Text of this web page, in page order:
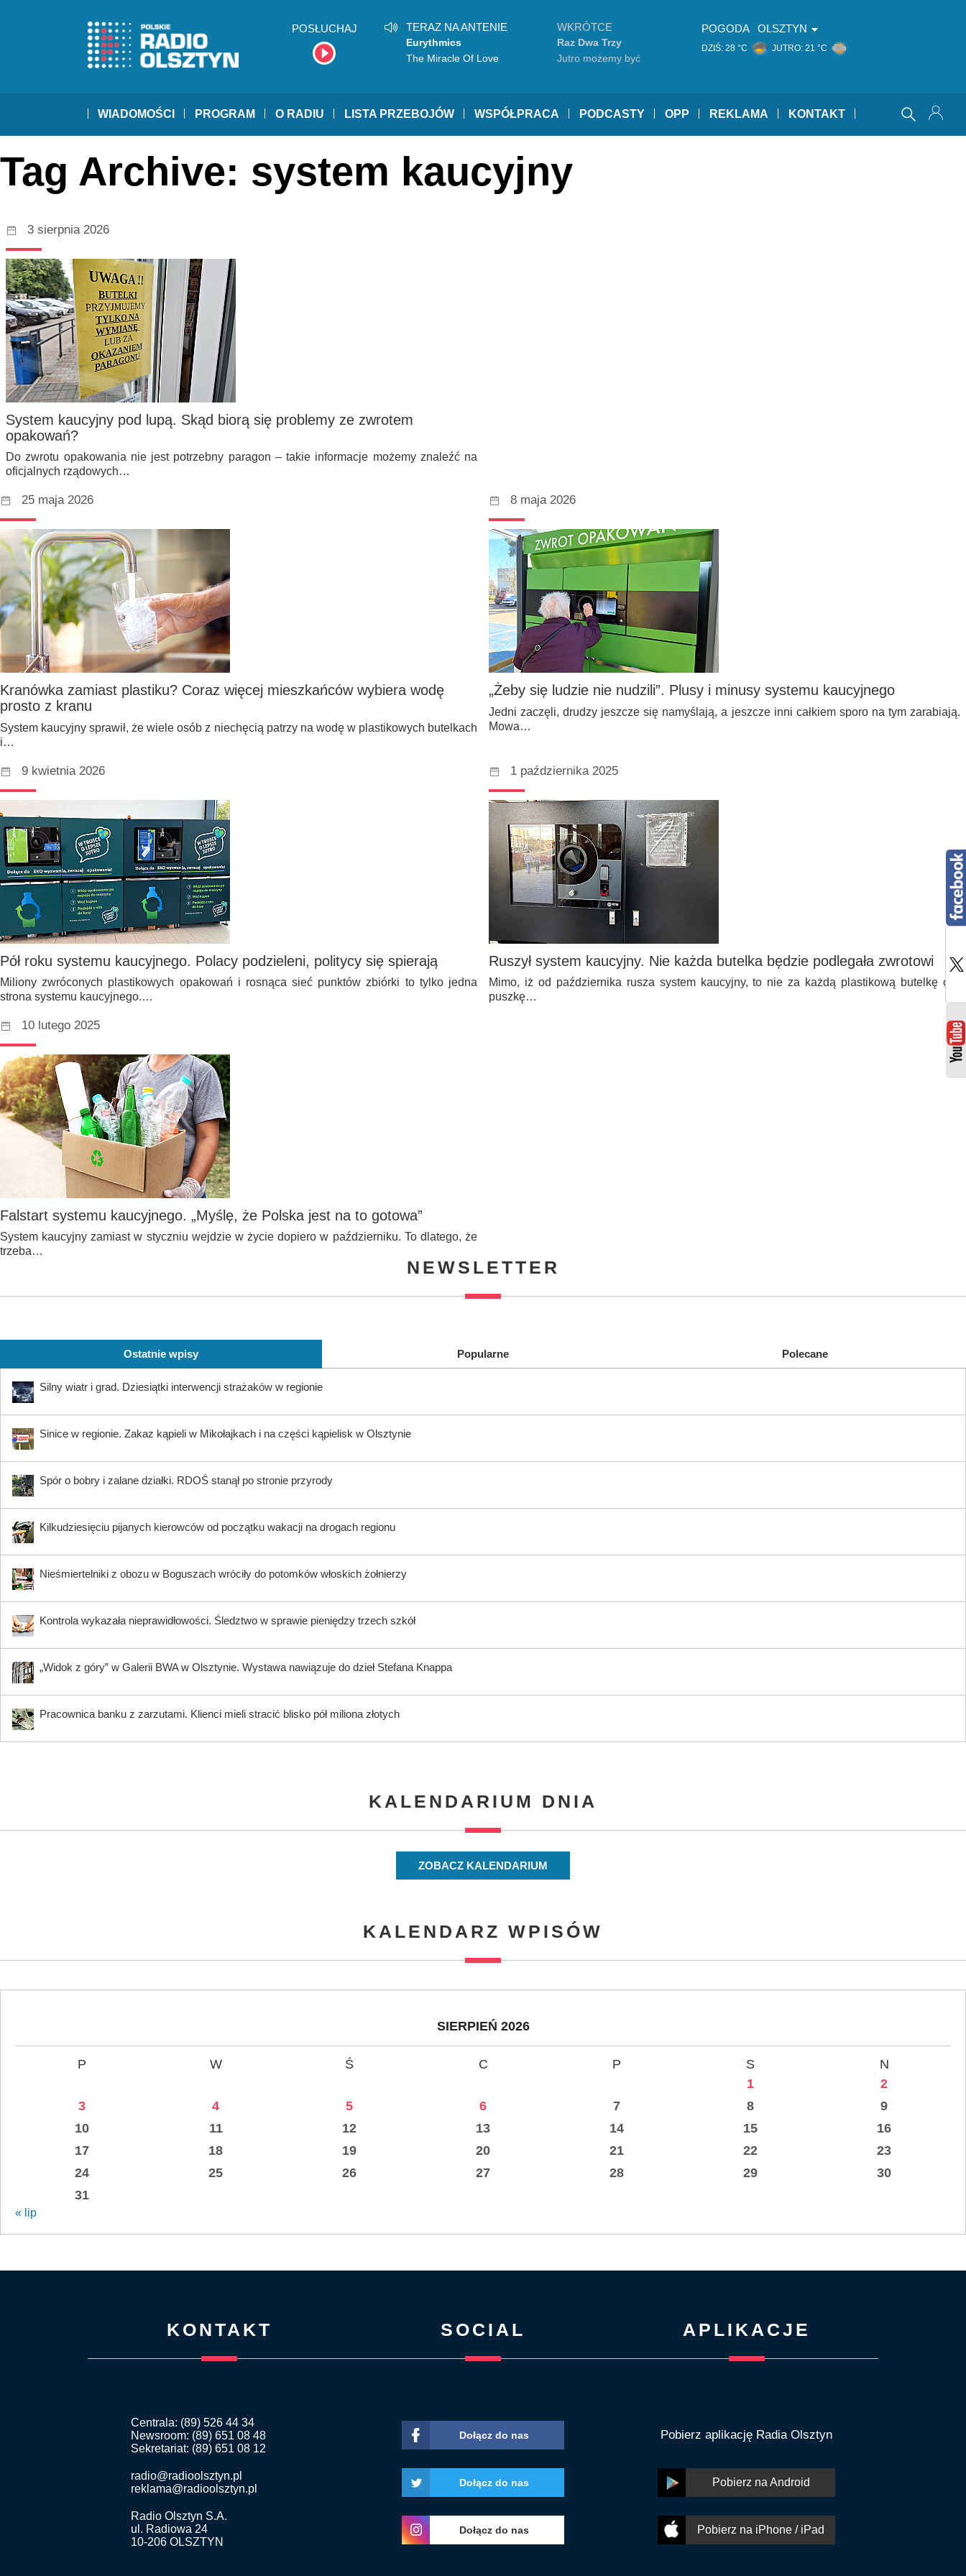
POSŁUCHAJ TERAZ NA ANTENIE
Eurythmics
The Miracle Of Love
WKRÓTCE
Raz Dwa Trzy
Jutro możemy być
POGODA OLSZTYN
DZIŚ: 28 °C JUTRO: 21 °C
WIADOMOŚCI PROGRAM O RADIU LISTA PRZEBOJÓW WSPÓŁPRACA PODCASTY OPP REKLAMA KONTAKT
Tag Archive: system kaucyjny
3 sierpnia 2026
System kaucyjny pod lupą. Skąd biorą się problemy ze zwrotem
opakowań?
Do zwrotu opakowania nie jest potrzebny paragon – takie informacje możemy znaleźć na
oficjalnych rządowych…
25 maja 2026
Kranówka zamiast plastiku? Coraz więcej mieszkańców wybiera wodę
prosto z kranu
System kaucyjny sprawił, że wiele osób z niechęcią patrzy na wodę w plastikowych butelkach
i…
8 maja 2026
„Żeby się ludzie nie nudzili”. Plusy i minusy systemu kaucyjnego
Jedni zaczęli, drudzy jeszcze się namyślają, a jeszcze inni całkiem sporo na tym zarabiają.
Mowa…
9 kwietnia 2026
Pół roku systemu kaucyjnego. Polacy podzieleni, politycy się spierają
Miliony zwróconych plastikowych opakowań i rosnąca sieć punktów zbiórki to tylko jedna
strona systemu kaucyjnego.…
1 października 2025
Ruszył system kaucyjny. Nie każda butelka będzie podlegała zwrotowi
Mimo, iż od października rusza system kaucyjny, to nie za każdą plastikową butelkę czy
puszkę…
10 lutego 2025
Falstart systemu kaucyjnego. „Myślę, że Polska jest na to gotowa”
System kaucyjny zamiast w styczniu wejdzie w życie dopiero w październiku. To dlatego, że
trzeba…
NEWSLETTER
Ostatnie wpisy Popularne Polecane
Silny wiatr i grad. Dziesiątki interwencji strażaków w regionie
Sinice w regionie. Zakaz kąpieli w Mikołajkach i na części kąpielisk w Olsztynie
Spór o bobry i zalane działki. RDOŚ stanął po stronie przyrody
Kilkudziesięciu pijanych kierowców od początku wakacji na drogach regionu
Nieśmiertelniki z obozu w Boguszach wróciły do potomków włoskich żołnierzy
Kontrola wykazała nieprawidłowości. Śledztwo w sprawie pieniędzy trzech szkół
„Widok z góry” w Galerii BWA w Olsztynie. Wystawa nawiązuje do dzieł Stefana Knappa
Pracownica banku z zarzutami. Klienci mieli stracić blisko pół miliona złotych
KALENDARIUM DNIA
ZOBACZ KALENDARIUM
KALENDARZ WPISÓW
SIERPIEŃ 2026
P W Ś C P S
N
1
2
3
4 5 6 7 8
9
10
11 12 13 14 15
16
17
18 19 20 21 22
23
24
25 26 27 28 29
30
31
« lip
KONTAKT
Centrala: (89) 526 44 34
Newsroom: (89) 651 08 48
Sekretariat: (89) 651 08 12
radio@radioolsztyn.pl
reklama@radioolsztyn.pl
Radio Olsztyn S.A.
ul. Radiowa 24
10-206 OLSZTYN
SOCIAL
Dołącz do nas
Dołącz do nas
Dołącz do nas
APLIKACJE
Pobierz aplikację Radia Olsztyn
Pobierz na Android
Pobierz na iPhone / iPad